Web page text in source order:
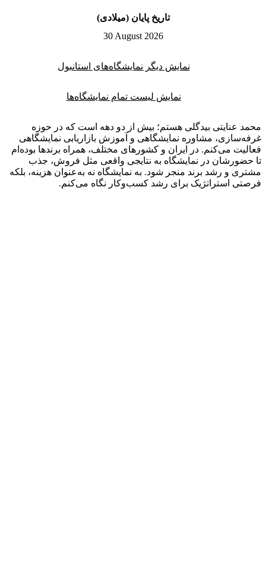
تاریخ پایان (میلادی)
30 August 2026
نمایش دیگر نمایشگاه‌های استانبول
نمایش لیست تمام نمایشگاه‌ها
عنایتی بیدگلی هستم؛ بیش از دو دهه است که در حوزه
مشاوره نمایشگاهی و آموزش بازاریابی نمایشگاهی
می‌کنم. در ایران و کشورهای مختلف، همراه برندها بوده‌ام
در نمایشگاه به نتایجی واقعی مثل فروش، جذب
و رشد برند منجر شود. به نمایشگاه نه به‌عنوان هزینه، بلکه
استراتژیک برای رشد کسب‌وکار نگاه می‌کنم.